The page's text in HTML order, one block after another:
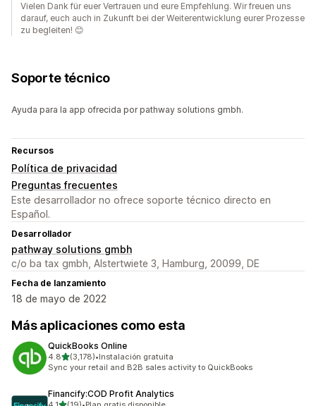
Vielen Dank für euer Vertrauen und eure Empfehlung. Wir freuen uns
darauf, euch auch in Zukunft bei der Weiterentwicklung eurer Prozesse
zu begleiten! 😊
Soporte técnico
Ayuda para la app ofrecida por pathway solutions gmbh.
Recursos
Política de privacidad
Preguntas frecuentes
Este desarrollador no ofrece soporte técnico directo en
Español.
Desarrollador
pathway solutions gmbh
c/o ba tax gmbh, Alstertwiete 3, Hamburg, 20099, DE
Fecha de lanzamiento
18 de mayo de 2022
Más aplicaciones como esta
QuickBooks Online
4.8de 5 estrellas
(3,178)
3178 reseñas en total
•Instalación gratuita
Sync your retail and B2B sales activity to QuickBooks
Financify:COD Profit Analytics